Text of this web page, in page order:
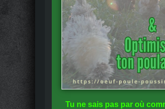
Tu ne sais pas par où